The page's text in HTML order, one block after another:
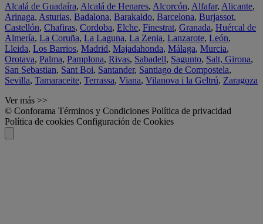
Alcalá de Guadaíra, Alcalá de Henares, Alcorcón, Alfafar, Alicante,
Arinaga, Asturias, Badalona, Barakaldo, Barcelona, Burjassot,
Castellón, Chafiras, Cordoba, Elche, Finestrat, Granada, Huércal de
Almería, La Coruña, La Laguna, La Zenia, Lanzarote, León,
Lleida, Los Barrios, Madrid, Majadahonda, Málaga, Murcia,
Orotava, Palma, Pamplona, Rivas, Sabadell, Sagunto, Salt, Girona,
San Sebastian, Sant Boi, Santander, Santiago de Compostela,
Sevilla, Tamaraceite, Terrassa, Viana, Vilanova i la Geltrú, Zaragoza
Ver más >>
© Conforama Términos y Condiciones Política de privacidad
Política de cookies Configuración de Cookies